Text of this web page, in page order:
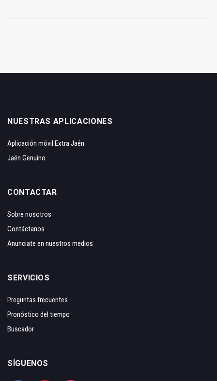
NUESTRAS APLICACIONES
Aplicación móvil Extra Jaén
Jaén Genuino
CONTACTAR
Sobre nosotros
Contáctanos
Anunciate en nuestros medios
SERVICIOS
Preguntas frecuentes
Pronóstico del tiempo
Buscador
SÍGUENOS